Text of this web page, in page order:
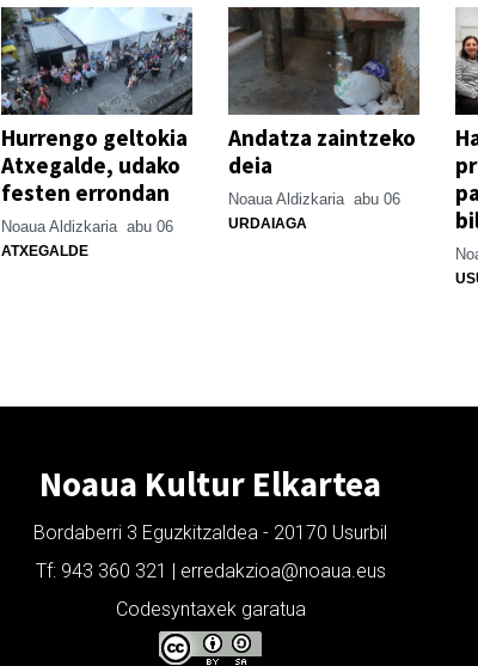
Hurrengo geltokia
Atxegalde, udako
festen errondan
Noaua Aldizkaria abu 06
ATXEGALDE
Andatza zaintzeko
deia
Noaua Aldizkaria abu 06
URDAIAGA
Noaua Kultur Elkartea
Bordaberri 3 Eguzkitzaldea - 20170 Usurbil
Tf: 943 360 321 | erredakzioa@noaua.eus
Codesyntaxek garatua